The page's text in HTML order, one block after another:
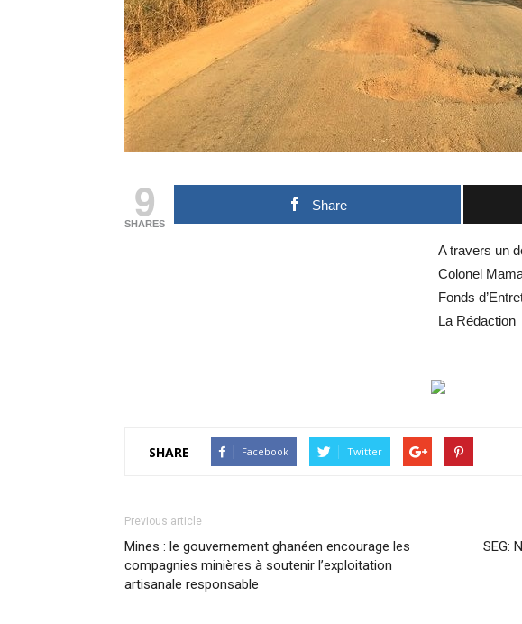
9
SHARES
Share
A travers un
Colonel
Fonds
La Rédaction
SHARE Facebook Twitter
Previous article
Mines : le gouvernement ghanéen encourage les
compagnies minières à soutenir l’exploitation
artisanale responsable
SEG: